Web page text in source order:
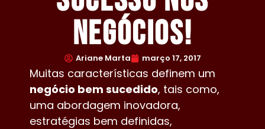
negócios!
Ariane Marta março 17, 2017
Muitas características definem um
negócio bem sucedido, tais como,
uma abordagem inovadora,
estratégias bem definidas,